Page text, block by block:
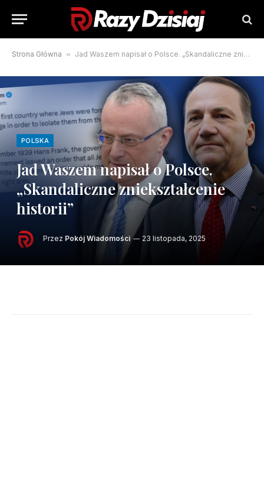
Strona Główna » Jad Waszem napisał o Polsce. „Skandaliczne zniekształcenie historii”
POLSKA
Jad Waszem napisał o Polsce.
„Skandaliczne zniekształcenie
historii”
Przez Pokój Wiadomości 23 listopada, 2025